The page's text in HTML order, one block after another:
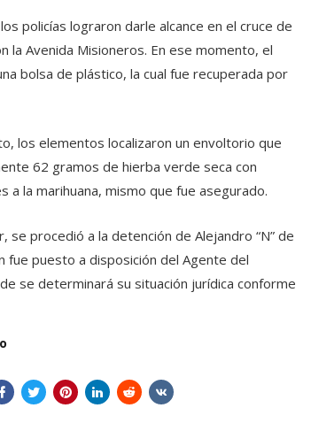
policías lograron darle alcance en el cruce de
la Avenida Misioneros. En ese momento, el
bolsa de plástico, la cual fue recuperada por
los elementos localizaron un envoltorio que
62 gramos de hierba verde seca con
a la marihuana, mismo que fue asegurado.
se procedió a la detención de Alejandro “N” de
fue puesto a disposición del Agente del
se determinará su situación jurídica conforme